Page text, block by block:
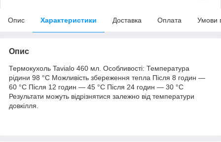
Опис Характеристики Доставка Оплата Умови
Опис
Термокухоль Tavialo 460 мл. Особливості: Температура
рідини 98 °C Можливість збереження тепла Після 8 годин —
60 °C Після 12 годин — 45 °C Після 24 годин — 30 °C
Результати можуть відрізнятися залежно від температури
довкілля.